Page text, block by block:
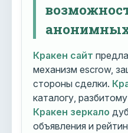
Кракен сайт
механизм escrow,
стороны сделки.
каталогу,
Кракен зеркало
объявления и